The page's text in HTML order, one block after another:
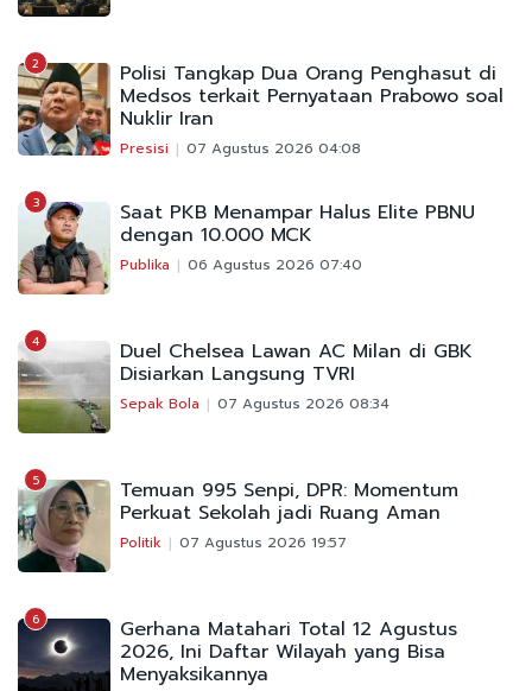
2 Polisi Tangkap Dua Orang Penghasut di
Medsos terkait Pernyataan Prabowo soal
Nuklir Iran
Presisi 07 Agustus 2026 04:08
3 Saat PKB Menampar Halus Elite PBNU
dengan 10.000 MCK
Publika 06 Agustus 2026 07:40
4 Duel Chelsea Lawan AC Milan di GBK
Disiarkan Langsung TVRI
Sepak Bola 07 Agustus 2026 08:34
5 Temuan 995 Senpi, DPR: Momentum
Perkuat Sekolah jadi Ruang Aman
Politik 07 Agustus 2026 19:57
6 Gerhana Matahari Total 12 Agustus
2026, Ini Daftar Wilayah yang Bisa
Menyaksikannya